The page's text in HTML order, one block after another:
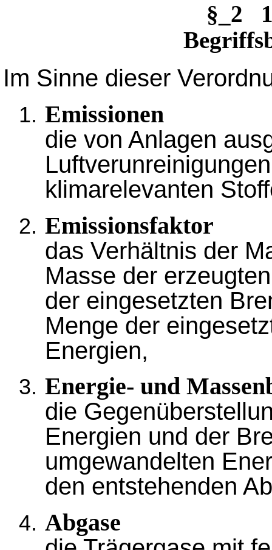
§_2
Im Sinne dieser
Emissionen
die von Anlagen
klimarelevanten
Emissionsfaktor
das Verhältnis der
Masse der
der eingesetzten
Menge der
Energien,
Energie- und
die
Energien und der
umgewandelten
den entstehenden
Abgase